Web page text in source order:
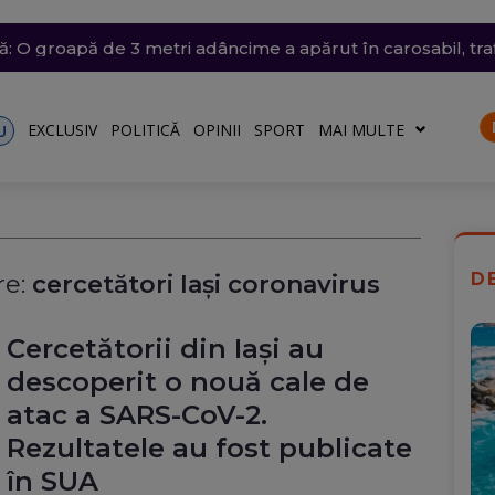
azi un nou record absolut de temperatură
nordul Angliei: O defecțiune electrică provoacă
O groapă de 3 metri adâncime a apărut în carosabil,
Dunăre a fost amânată din nou. Crește riscul pentru
Transelectrica va putea deconecta marii
nu vor fi afectate
EXCLUSIV POLITICĂ OPINII SPORT MAI MULTE
cercetători Iași coronavirus
Cercetătorii din Iași au
descoperit o nouă cale de
atac a SARS-CoV-2.
Rezultatele au fost publicate
în SUA